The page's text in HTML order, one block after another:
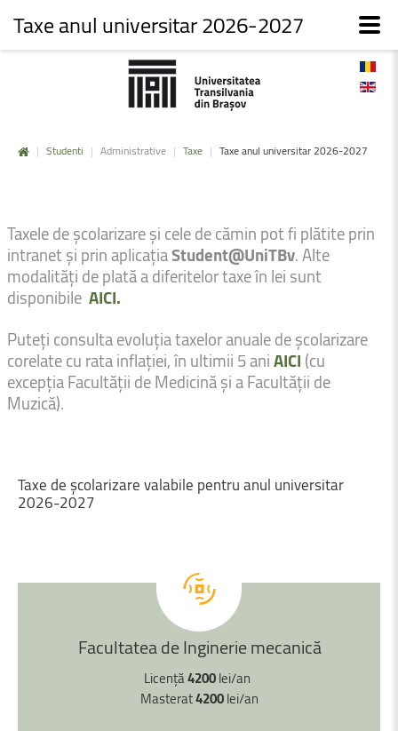
| Studenti | Administrative | Taxe | Taxe anul universitar 2026-2027
Taxele de școlarizare și cele de cămin pot fi plătite prin
intranet și prin aplicațiaStudent@UniTBv. Alte
modalități de plată a diferitelor taxe în lei sunt
disponibile AICI.
Puteți consulta evoluția taxelor anuale de școlarizare
corelate cu rata inflației, în ultimii 5 aniAICI (cu
excepția Facultății de Medicină și a Facultății de
Muzică).
Taxedeșcolarizarevalabile pentruanul universitar
2026-2027
FacultateadeIngineriemecanică
Licență4200lei/an
Masterat4200lei/an
Taxe anul universitar 2026-2027